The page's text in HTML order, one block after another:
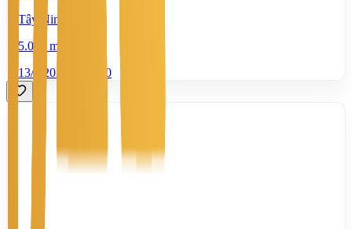
Tây Ninh
5.000 m²
13/7/2026
70